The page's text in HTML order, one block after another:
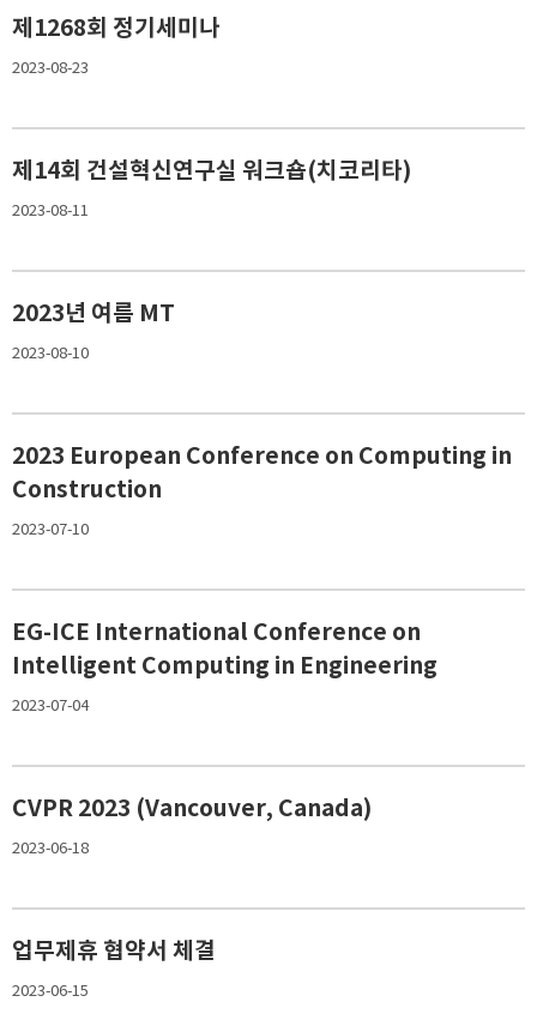
제1268회 정기세미나
2023-08-23
제14회 건설혁신연구실 워크숍(치코리타)
2023-08-11
2023년 여름 MT
2023-08-10
2023 European Conference on Computing in
Construction
2023-07-10
EG-ICE International Conference on
Intelligent Computing in Engineering
2023-07-04
CVPR 2023 (Vancouver, Canada)
2023-06-18
업무제휴 협약서 체결
2023-06-15